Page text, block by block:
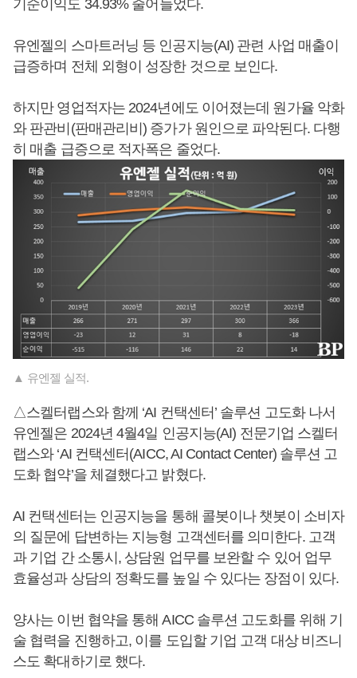
기순이익도 34.93% 줄어들었다.
유엔젤의 스마트러닝 등 인공지능(AI) 관련 사업 매출이
급증하며 전체 외형이 성장한 것으로 보인다.
하지만 영업적자는 2024년에도 이어졌는데 원가율 악화
와 판관비(판매관리비) 증가가 원인으로 파악된다. 다행
히 매출 급증으로 적자폭은 줄었다.
▲ 유엔젤 실적.
△스켈터랩스와 함께 ‘AI 컨택센터’ 솔루션 고도화 나서
유엔젤은 2024년 4월4일 인공지능(AI) 전문기업 스켈터
랩스와 ‘AI 컨택센터(AICC, AI Contact Center) 솔루션 고
도화 협약’을 체결했다고 밝혔다.
AI 컨택센터는 인공지능을 통해 콜봇이나 챗봇이 소비자
의 질문에 답변하는 지능형 고객센터를 의미한다. 고객
과 기업 간 소통시, 상담원 업무를 보완할 수 있어 업무
효율성과 상담의 정확도를 높일 수 있다는 장점이 있다.
양사는 이번 협약을 통해 AICC 솔루션 고도화를 위해 기
술 협력을 진행하고, 이를 도입할 기업 고객 대상 비즈니
스도 확대하기로 했다.